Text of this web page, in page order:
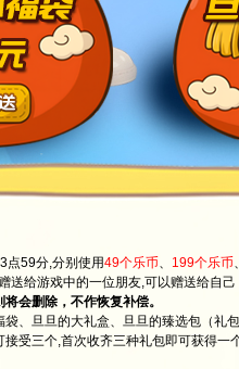
点59分,分别使用49个乐币、 199个乐币
送给游戏中的一位朋友,可以赠送给自
会删除，不作恢复补偿。
、旦旦的大礼盒、旦旦的臻选包（礼
接受三个,首次收齐三种礼包即可获得